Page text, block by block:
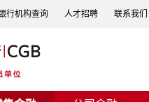
行机构查询 人才招聘 联系我们